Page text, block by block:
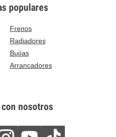
populares
Frenos
Radiadores
Bujías
Arrancadores
nosotros